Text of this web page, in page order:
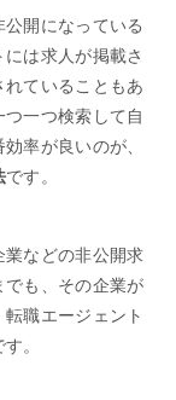
開になっている
は求人が掲載さ
ていることもあ
一つ検索して自
率が良いのが、
です。
などの非公開求
でも、その企業が
職エージェント
。